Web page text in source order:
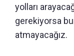
yolları
gerekiyorsa
atmayacağız.